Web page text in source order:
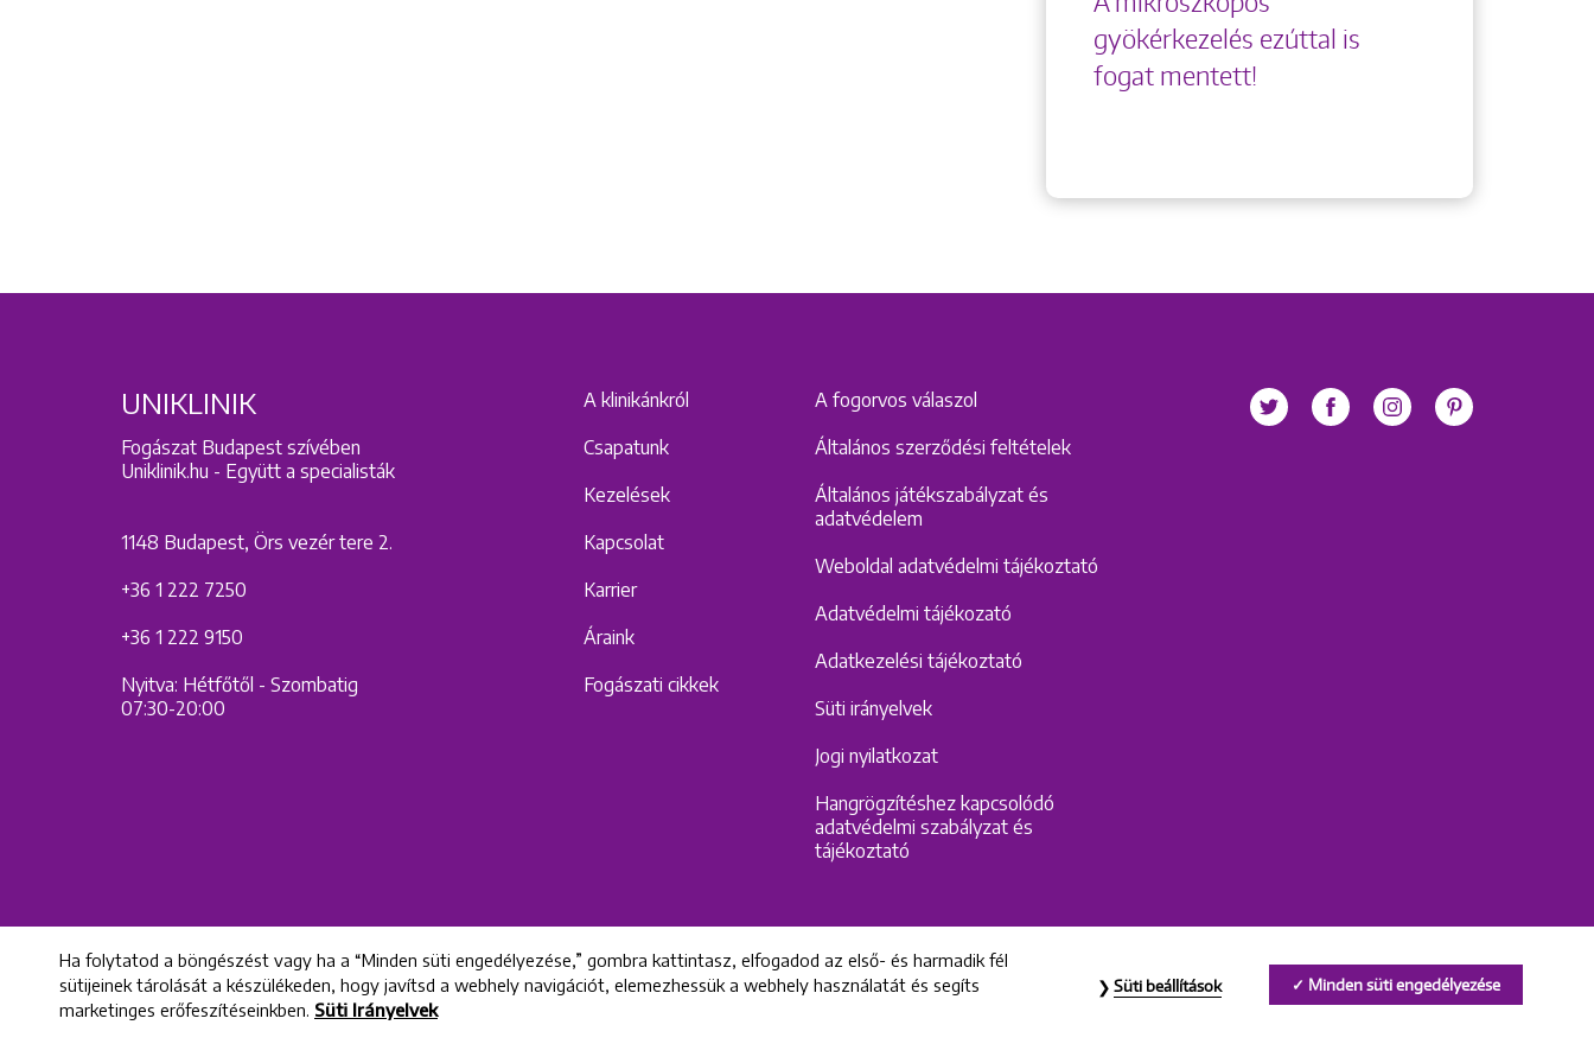
gyökérkezelés ezúttal is
fogat mentett!
UNIKLINIK
Fogászat Budapest szívében
Uniklinik.hu - Együtt a specialisták
1148 Budapest, Örs vezér tere 2.
+36 1 222 7250
+36 1 222 9150
Nyitva: Hétfőtől - Szombatig
07:30-20:00
A klinikánkról
Csapatunk
Kezelések
Kapcsolat
Karrier
Áraink
Fogászati cikkek
A fogorvos válaszol
Általános szerződési feltételek
Általános játékszabályzat és
adatvédelem
Weboldal adatvédelmi tájékoztató
Adatvédelmi tájékozató
Adatkezelési tájékoztató
Süti irányelvek
Jogi nyilatkozat
Hangrögzítéshez kapcsolódó
adatvédelmi szabályzat és
tájékoztató
All rights reserved © 2022 Uniklinik Dental and Implant Center
Ha folytatod a böngészést vagy ha a “Minden süti engedélyezése,” gombra kattintasz, elfogadod az első- és harmadik fél
sütijeinek tárolását a készülékeden, hogy javítsd a webhely navigációt, elemezhessük a webhely használatát és segíts
marketinges erőfeszítéseinkben. Süti Irányelvek
Minden süti engedélyezése
Süti beállítások